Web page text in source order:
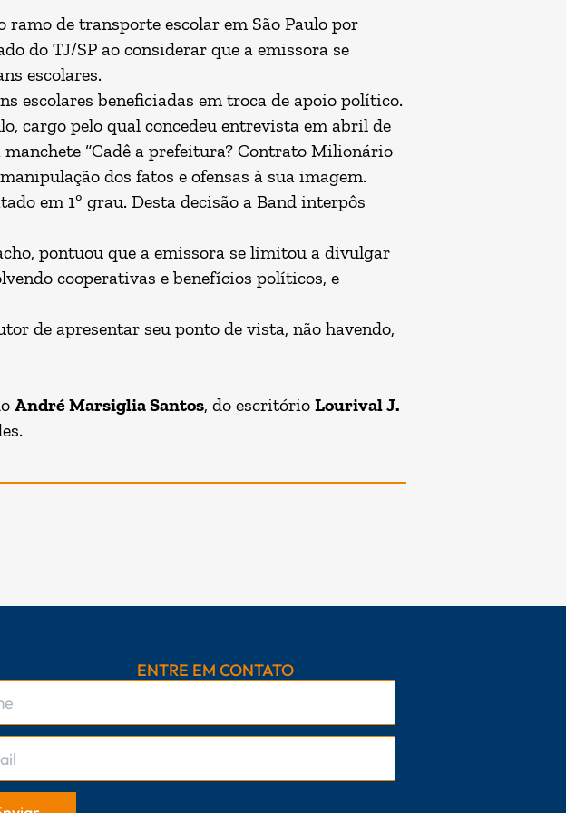
de transporte escolar em São Paulo por
do TJ/SP ao considerar que a emissora se
escolares.
escolares beneficiadas em troca de apoio político.
cargo pelo qual concedeu entrevista em abril de
“Cadê a prefeitura? Contrato Milionário
dos fatos e ofensas à sua imagem.
em 1º grau. Desta decisão a Band interpôs
pontuou que a emissora se limitou a divulgar
cooperativas e benefícios políticos, e
de apresentar seu ponto de vista, não havendo,
André Marsiglia Santos, do escritório Lourival J.
ENTRE EM CONTATO